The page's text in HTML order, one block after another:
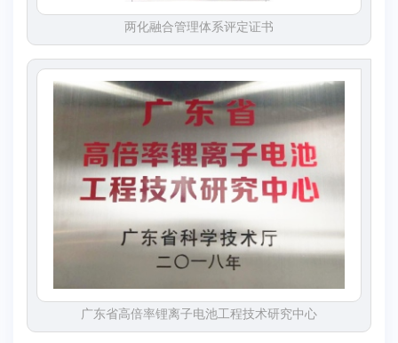
两化融合管理体系评定证书
广东省高倍率锂离子电池工程技术研究中心